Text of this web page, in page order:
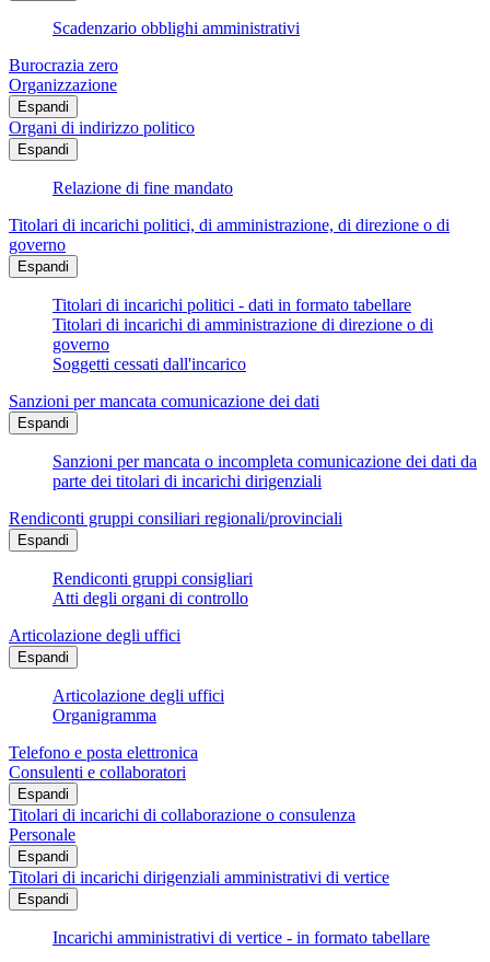
Scadenzario obblighi amministrativi
Burocrazia zero
Organizzazione
Espandi
Organi di indirizzo politico
Espandi
Relazione di fine mandato
Titolari di incarichi politici, di amministrazione, di direzione o di
governo
Espandi
Titolari di incarichi politici - dati in formato tabellare
Titolari di incarichi di amministrazione di direzione o di
governo
Soggetti cessati dall'incarico
Sanzioni per mancata comunicazione dei dati
Espandi
Sanzioni per mancata o incompleta comunicazione dei dati da
parte dei titolari di incarichi dirigenziali
Rendiconti gruppi consiliari regionali/provinciali
Espandi
Rendiconti gruppi consigliari
Atti degli organi di controllo
Articolazione degli uffici
Espandi
Articolazione degli uffici
Organigramma
Telefono e posta elettronica
Consulenti e collaboratori
Espandi
Titolari di incarichi di collaborazione o consulenza
Personale
Espandi
Titolari di incarichi dirigenziali amministrativi di vertice
Espandi
Incarichi amministrativi di vertice - in formato tabellare